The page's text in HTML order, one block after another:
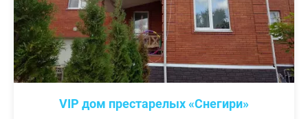
VIP дом престарелых «Снегири»